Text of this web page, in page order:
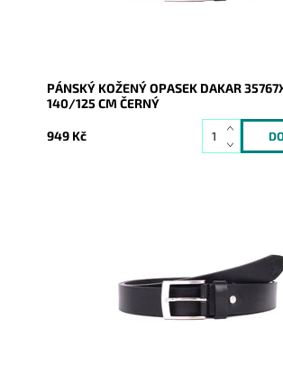
PÁNSKÝ KOŽENÝ OPASEK DAKAR
140/125 CM ČERNÝ
949 Kč
16949
DAKAR
2 roky